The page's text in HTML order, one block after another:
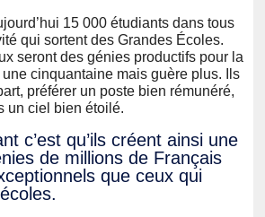
15 000 étudiants dans tous
qui sortent des Grandes Écoles.
seront des génies productifs pour la
cinquantaine mais guère plus. Ils
préférer un poste bien rémunéré,
un ciel bien étoilé.
c’est qu’ils créent ainsi une
de millions de Français
que ceux qui